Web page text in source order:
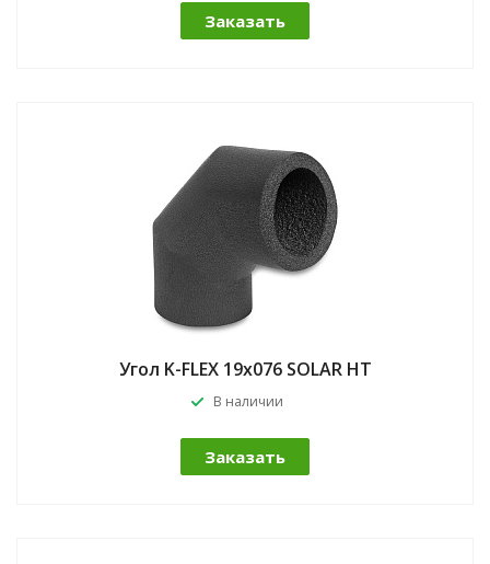
Заказать
Угол K-FLEX 19x076 SOLAR HT
В наличии
Заказать